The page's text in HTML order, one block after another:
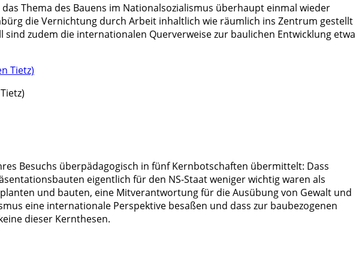
Thema des Bauens im Nationalsozialismus überhaupt einmal wieder
die Vernichtung durch Arbeit inhaltlich wie räumlich ins Zentrum gestellt
zudem die internationalen Querverweise zur baulichen Entwicklung etwa
Besuchs überpädagogisch in fünf Kernbotschaften übermittelt: Dass
eigentlich für den NS-Staat weniger wichtig waren als
und bauten, eine Mitverantwortung für die Ausübung von Gewalt und
eine internationale Perspektive besaßen und dass zur baubezogenen
dieser Kernthesen.